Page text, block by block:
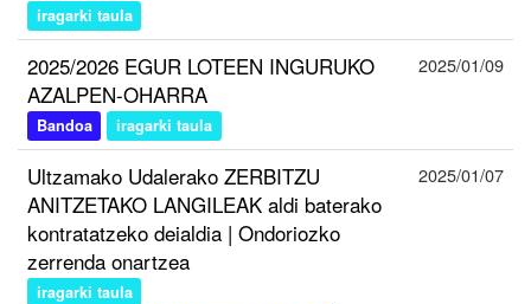
iragarki taula
2025/2026 EGUR LOTEEN INGURUKO
AZALPEN-OHARRA
Bandoa iragarki taula
2025/01/09
Ultzamako Udalerako ZERBITZU
ANITZETAKO LANGILEAK aldi baterako
kontratatzeko deialdia | Ondoriozko
zerrenda onartzea
iragarki taula
2025/01/07